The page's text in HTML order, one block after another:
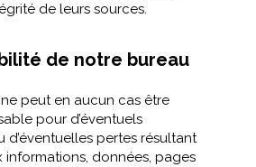
de leurs sources.
de notre bureau
peut en aucun cas être
pour d’éventuels
d’éventuelles pertes résultant
informations, données, pages